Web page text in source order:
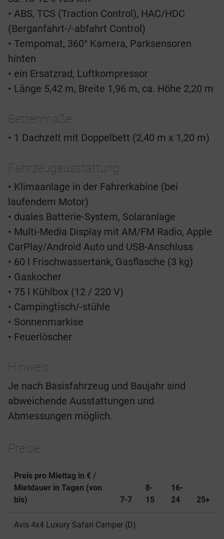
• ABS, TCS (Traction Control), HAC/HDC
(Berganfahrt-/-abfahrt Control)
• Tempomat, 360° Kamera, Parksensoren
hinten
• ein Ersatzrad, Luftkompressor
• Länge 5,42 m, Breite 1,96 m, ca. Höhe 2,20 m
Bettenmaße
• 1 Dachzelt mit Doppelbett (2,40 m x 1,20 m)
Fahrzeugausstattung
• Klimaanlage in der Fahrerkabine (bei
laufendem Motor)
• duales Batterie-System, Solaranlage
• Multi-Media Display mit AM/FM Radio, Apple
CarPlay/Android Auto und USB-Anschluss
• 60 l Frischwassertank, Gasflasche (3 kg)
• Gaskocher
• 75 l Kühlbox (12 / 220 V)
• Campingtisch/-stühle
• Sonnenmarkise
• Feuerlöscher
Hinweis
Je nach Basisfahrzeug und Baujahr sind
abweichende Ausstattungen und
Abmessungen möglich.
Preise
Preis pro Miettag in € /
Mietdauer in Tagen (von
bis)
7-7
8-
15
16-
24
25+
Avis 4x4 Luxury Safari Camper (D)